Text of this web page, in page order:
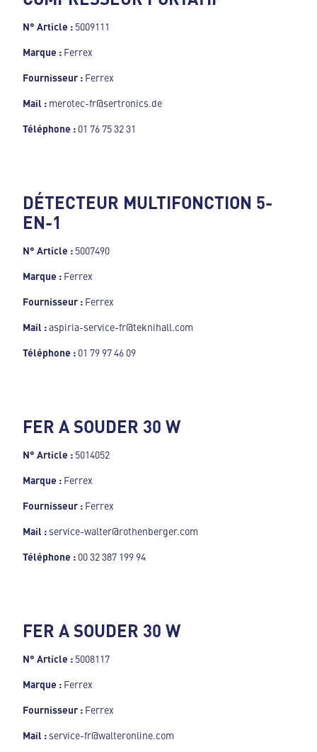
N° Article : 5009111
Marque : Ferrex
Fournisseur : Ferrex
Mail : merotec-fr@sertronics.de
Téléphone : 01 76 75 32 31
DÉTECTEUR MULTIFONCTION 5-
EN-1
N° Article : 5007490
Marque : Ferrex
Fournisseur : Ferrex
Mail :aspiria-service-fr@teknihall.com
Téléphone : 01 79 97 46 09
FER A SOUDER 30 W
N° Article : 5014052
Marque : Ferrex
Fournisseur : Ferrex
Mail : service-walter@rothenberger.com
Téléphone : 00 32 387 199 94
FER A SOUDER 30 W
N° Article : 5008117
Marque : Ferrex
Fournisseur : Ferrex
Mail : service-fr@walteronline.com